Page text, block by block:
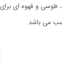
طوسی و قهوه ای
می باشد.